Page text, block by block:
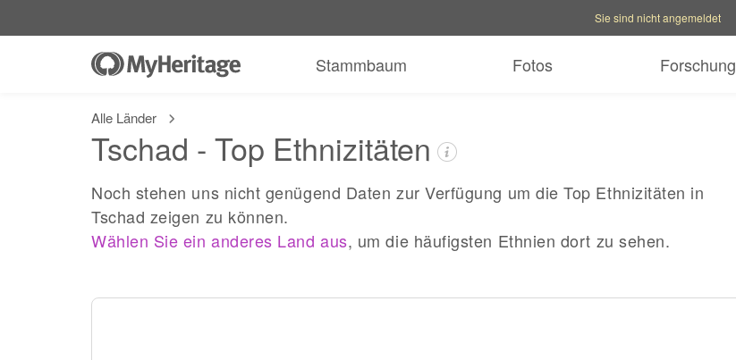
Sie sind nicht angemeldet
Stammbaum Fotos Forschung
Alle Länder
Tschad - Top Ethnizitäten
Noch stehen uns nicht genügend Daten zur Verfügung um die Top Ethnizitäten in
Tschad zeigen zu können.
Wählen Sie ein anderes Land aus, um die häufigsten Ethnien dort zu sehen.